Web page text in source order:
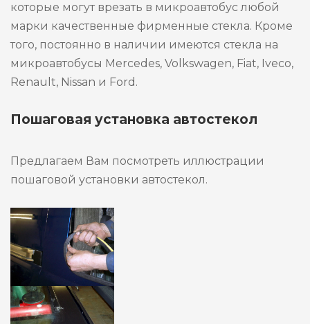
которые могут врезать в микроавтобус любой
марки качественные фирменные стекла. Кроме
того, постоянно в наличии имеются стекла на
микроавтобусы Mercedes, Volkswagen, Fiat, Iveco,
Renault, Nissan и Ford.
Пошаговая установка автостекол
Предлагаем Вам посмотреть иллюстрации
пошаговой установки автостекол.